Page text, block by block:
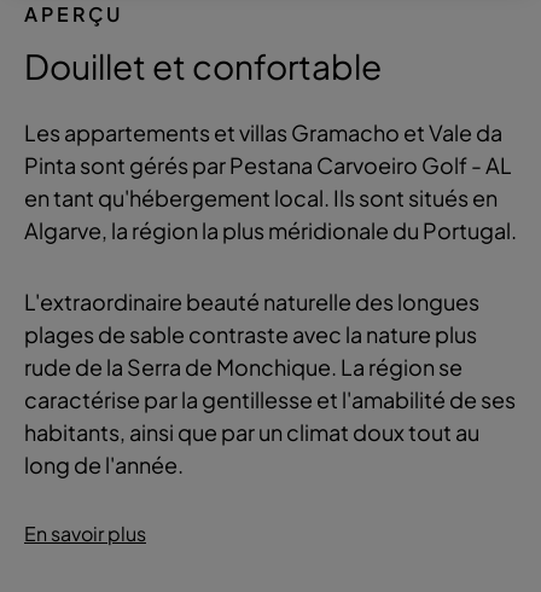
APERÇU
Douillet et confortable
Les appartements et villas Gramacho et Vale da
Pinta sont gérés par Pestana Carvoeiro Golf - AL
en tant qu'hébergement local. Ils sont situés en
Algarve, la région la plus méridionale du Portugal.
L'extraordinaire beauté naturelle des longues
plages de sable contraste avec la nature plus
rude de la Serra de Monchique. La région se
caractérise par la gentillesse et l'amabilité de ses
habitants, ainsi que par un climat doux tout au
long de l'année.
En savoir plus